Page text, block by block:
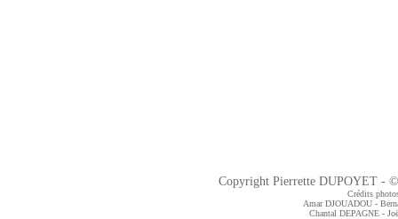
Copyright Pierrette DUPOYET -
Crédits
Amar DJOUADOU -
Chantal DEPAGNE -